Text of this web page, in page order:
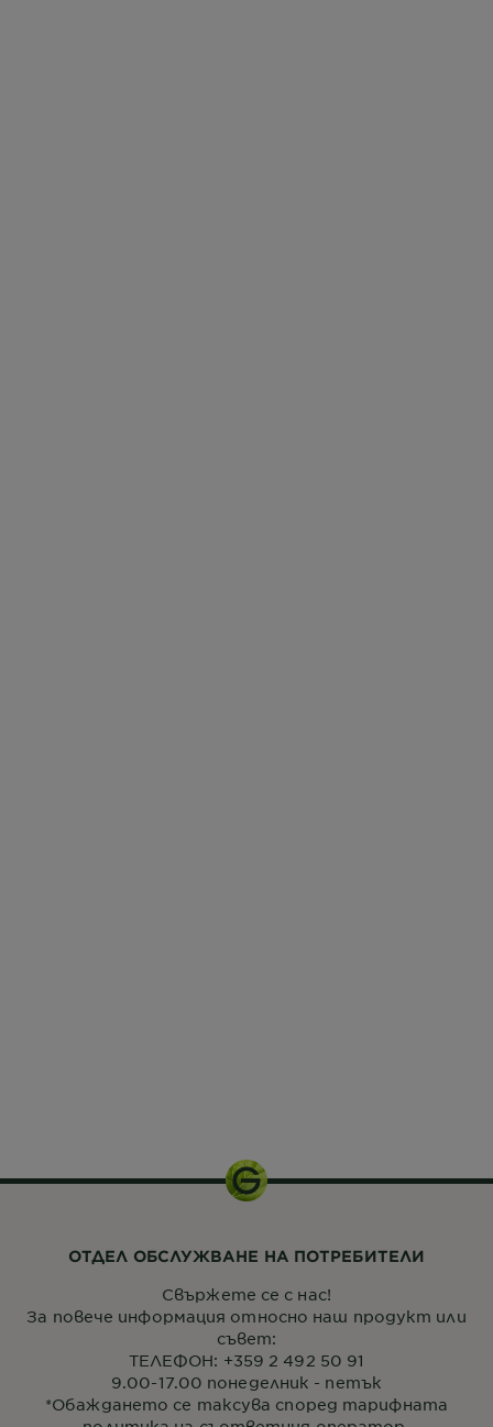
ОТДЕЛ ОБСЛУЖВАНЕ НА ПОТРЕБИТЕЛИ
Свържете се с нас!
За повече информация относно наш продукт или
съвет:
ТЕЛЕФОН: +359 2 492 50 91
9.00-17.00 понеделник - петък
*Обаждането се таксува според тарифната